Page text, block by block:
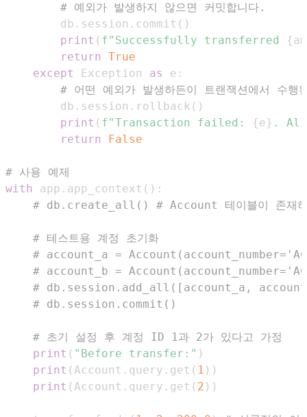
# 예외가 발생하지 않으면 커밋합니다.
        db
. session . commit ( )
print ( f"Successfully transferred {
return
True
except
Exception as e :
# 어떤 예외가 발생하든이 트랜잭션에서 수
        db
. session . rollback ( )
print ( f"Transaction failed: {e} . All
return
False
# 사용 예제
with
app . app_context ( ) :
# db.create_all() # Account 테이블이 존재하
# 테스트용 계정 초기화
# account_a =
# account_b =
# db.session.add_all([account_a,
# db.session.commit()
# 초기 설정 후 계정 ID 1과 2가 있다고 가정
print ( "Before transfer:" )
print (Account . query . get ( 1 ) )
print (Account . query . get ( 2 ) )